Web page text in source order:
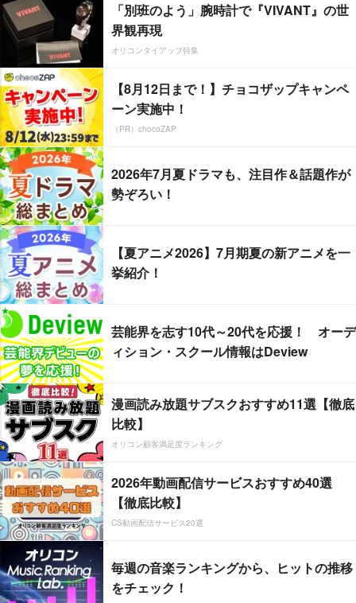
「別班のよう」腕時計で『VIVANT』の世
界観再現
オリコンタイアップ特集
【8月12日まで！】チョコザップキャンペ
ーン実施中！
（PR）chocoZAP
2026年7月夏ドラマも、注目作＆話題作が
勢ぞろい！
【夏アニメ2026】7月期夏の新アニメを一
挙紹介！
芸能界を志す10代～20代を応援！ オーデ
ィション・スクール情報はDeview
漫画読み放題サブスクおすすめ11選【徹底
比較】
オリコン顧客満足度ランキング
2026年動画配信サービスおすすめ40選
【徹底比較】
CS動画配信サービス20選
毎週の音楽ランキングから、ヒットの推移
をチェック！